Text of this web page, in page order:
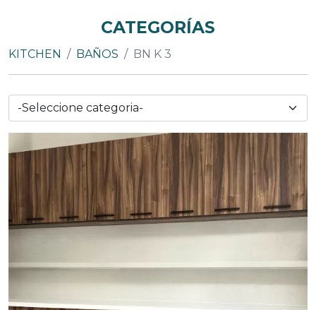
CATEGORÍAS
KITCHEN BAÑOS BN K 3